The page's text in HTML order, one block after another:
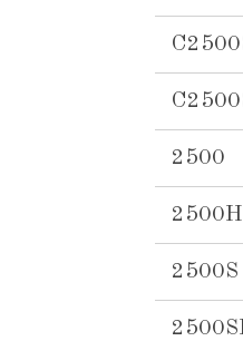
2500
2500S